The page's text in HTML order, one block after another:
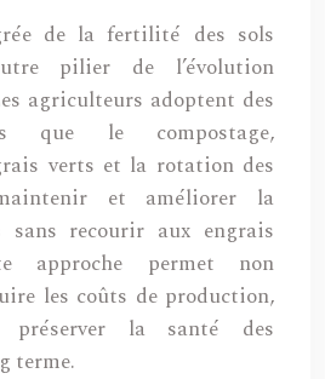
de la fertilité des sols
pilier de l’évolution
agriculteurs adoptent des
que le compostage,
verts et la rotation des
et améliorer la
recourir aux engrais
approche permet non
les coûts de production,
la santé des
terme.